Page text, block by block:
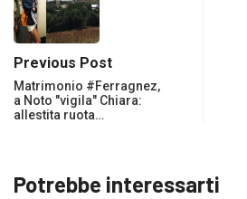
Previous Post
Matrimonio #Ferragnez,
a Noto "vigila" Chiara:
allestita ruota…
Potrebbe interessarti